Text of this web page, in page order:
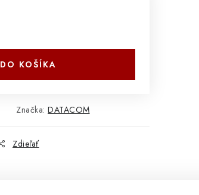
DO KOŠÍKA
Značka: DATACOM
Zdieľať